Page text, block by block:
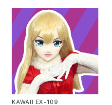
KAWAII EX-109